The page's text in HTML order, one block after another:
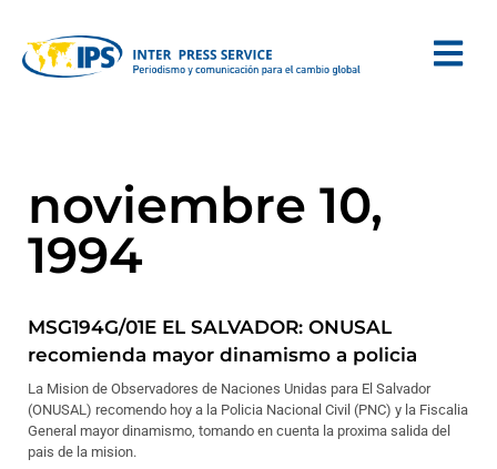
noviembre 10,
1994
MSG194G/01E EL SALVADOR: ONUSAL
recomienda mayor dinamismo a policia
La Mision de Observadores de Naciones Unidas para El Salvador
(ONUSAL) recomendo hoy a la Policia Nacional Civil (PNC) y la Fiscalia
General mayor dinamismo, tomando en cuenta la proxima salida del
pais de la mision.